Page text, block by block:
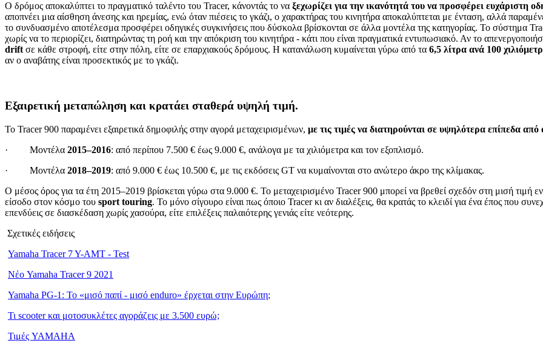
Ο δρόμος αποκαλύπτει το πραγματικό ταλέντο του Tracer, κάνοντάς το να ξεχωρίζει για την ικανότητά του να προσφέρει ευχάριστη
αποπνέει μια αίσθηση άνεσης και ηρεμίας, ενώ όταν πιέσεις το γκάζι, ο χαρακτήρας του κινητήρα αποκαλύπτεται με ένταση, αλλά
το συνδυασμένο αποτέλεσμα προσφέρει οδηγικές συγκινήσεις που δύσκολα βρίσκονται σε άλλα μοντέλα της κατηγορίας. Το σύστημα
χωρίς να το περιορίζει, διατηρώντας τη ροή και την απόκριση του κινητήρα - κάτι που είναι πραγματικά εντυπωσιακό. Αν το
drift σε κάθε στροφή, είτε στην πόλη, είτε σε επαρχιακούς δρόμους. Η κατανάλωση κυμαίνεται γύρω από τα 6,5 λίτρα ανά 100
αν ο αναβάτης είναι προσεκτικός με το γκάζι.
Εξαιρετική μεταπώληση και κρατάει σταθερά υψηλή τιμή.
Το Tracer 900 παραμένει εξαιρετικά δημοφιλής στην αγορά μεταχειρισμένων, με τις τιμές να διατηρούνται σε υψηλότερα επίπεδα
· Μοντέλα 2015–2016: από περίπου 7.500 € έως 9.000 €, ανάλογα με τα χιλιόμετρα και τον εξοπλισμό.
· Μοντέλα 2018–2019: από 9.000 € έως 10.500 €, με τις εκδόσεις GT να κυμαίνονται στο ανώτερο άκρο της κλίμακας.
Ο μέσος όρος για τα έτη 2015–2019 βρίσκεται γύρω στα 9.000 €. Το μεταχειρισμένο Tracer 900 μπορεί να βρεθεί σχεδόν στη μισή τιμή
είσοδο στον κόσμο του sport touring. Το μόνο σίγουρο είναι πως όποιο Tracer κι αν διαλέξεις, θα κρατάς το κλειδί για ένα έπος που
επενδύεις σε διασκέδαση χωρίς χασούρα, είτε επιλέξεις παλαιότερης γενιάς είτε νεότερης.
Σχετικές ειδήσεις
Yamaha Tracer 7 Y-AMT - Test
Νέο Yamaha Tracer 9 2021
Yamaha PG-1: Το «μισό παπί - μισό enduro» έρχεται στην Ευρώπη;
Τι scooter και μοτοσυκλέτες αγοράζεις με 3.500 ευρώ;
Τιμές YAMAHA